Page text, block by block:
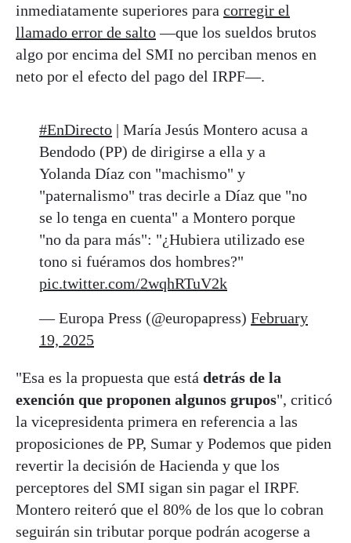
inmediatamente superiores para corregir el
llamado error de salto—que los sueldos brutos
algo por encima del SMI no perciban menos en
neto por el efecto del pago del IRPF—.
#EnDirecto | María Jesús Montero acusa a
Bendodo (PP) de dirigirse a ella y a
Yolanda Díaz con "machismo" y
"paternalismo" tras decirle a Díaz que "no
se lo tenga en cuenta" a Montero porque
"no da para más": "¿Hubiera utilizado ese
tono si fuéramos dos hombres?"
pic.twitter.com/2wqhRTuV2k
— Europa Press (@europapress) February
19, 2025
"Esa es la propuesta que está detrás de la
exención que proponen algunos grupos", criticó
la vicepresidenta primera en referencia a las
proposiciones de PP, Sumar y Podemos que piden
revertir la decisión de Hacienda y que los
perceptores del SMI sigan sin pagar el IRPF.
Montero reiteró que el 80% de los que lo cobran
seguirán sin tributar porque podrán acogerse a